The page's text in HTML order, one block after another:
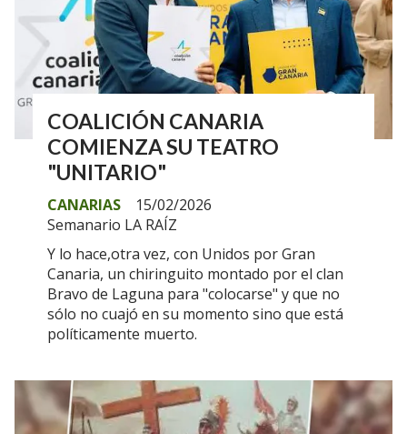
COALICIÓN CANARIA
COMIENZA SU TEATRO
"UNITARIO"
Semanario LA RAÍZ
CANARIAS 15/02/2026
Y lo hace,otra vez, con Unidos por Gran
Canaria, un chiringuito montado por el clan
Bravo de Laguna para "colocarse" y que no
sólo no cuajó en su momento sino que está
políticamente muerto.